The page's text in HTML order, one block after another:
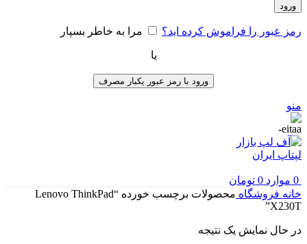
ورود
رمز عبور را فراموش کرده اید؟ مرا به خاطر بسپار
یا
ورود با رمز عبور یکبار مصرف
منو
0 موارد 0 تومان
خانه فروشگاه
محصولات برچسب خورده “Lenovo ThinkPad
X230T”
در حال نمایش یک نتیجه